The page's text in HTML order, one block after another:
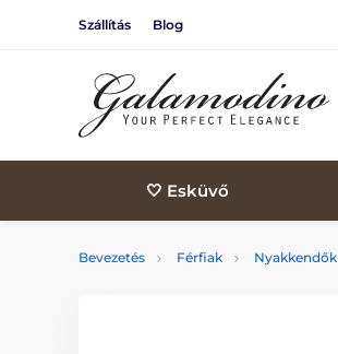
Szállítás Blog
🤍 Esküvő
Bevezetés Férfiak Nyakkendők